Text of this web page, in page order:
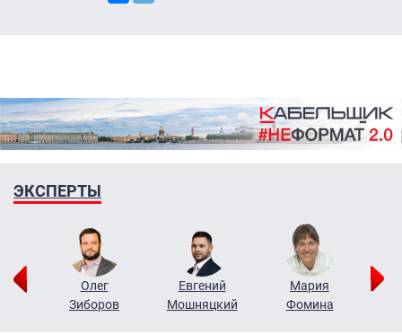
ЭКСПЕРТЫ
Олег
Зиборов
Евгений
Мошняцкий
Мария
Фомина